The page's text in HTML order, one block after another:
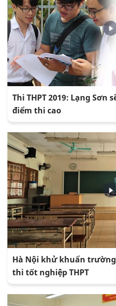
Thi THPT 2019: Lạng Sơn
điểm thi cao
Hà Nội khử khuẩn
thi tốt nghiệp THPT